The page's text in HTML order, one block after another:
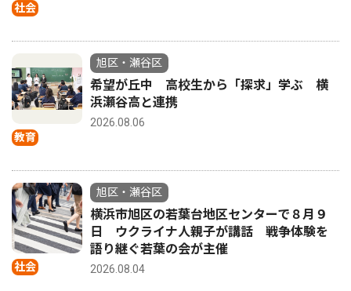
社会
教育
旭区・瀬谷区
希望が丘中 高校生から「探求」学ぶ 横
浜瀬谷高と連携
2026.08.06
社会
旭区・瀬谷区
横浜市旭区の若葉台地区センターで８月９
日 ウクライナ人親子が講話 戦争体験を
語り継ぐ若葉の会が主催
2026.08.04